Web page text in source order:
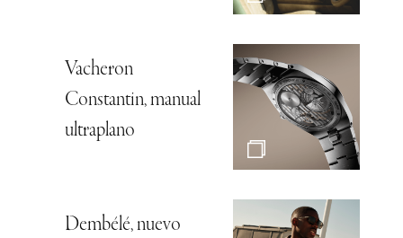
Vacheron
Constantin, manual
ultraplano
Dembélé, nuevo